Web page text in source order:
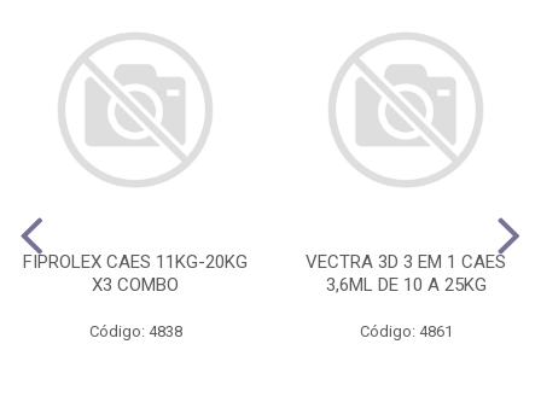
FIPROLEX CAES 11KG-20KG
X3 COMBO
Código: 4838
VECTRA 3D 3 EM 1 CAES
3,6ML DE 10 A 25KG
Código: 4861